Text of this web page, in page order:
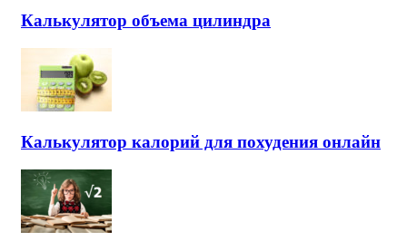
Калькулятор объема цилиндра
Калькулятор калорий для похудения онлайн